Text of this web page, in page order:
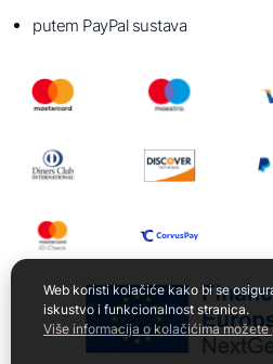
putem PayPal sustava
Web koristi kolačiće kako bi se
iskustvo i funkcionalnost stranica.
Više informacija o kolačićima